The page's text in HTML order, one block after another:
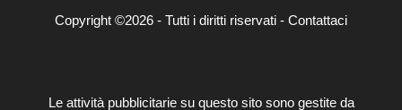
Copyright ©2026 - Tutti i diritti riservati - Contattaci
Le attività pubblicitarie su questo sito sono gestite da